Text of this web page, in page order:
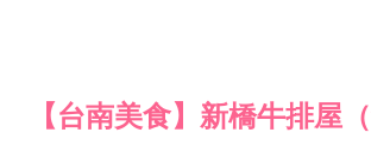
【台南美食】新橋牛排屋